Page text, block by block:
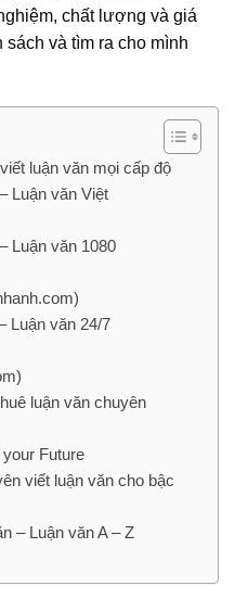
chất lượng và giá
sách và tìm ra cho mình
luận văn mọi cấp độ
Luận văn Việt
Luận văn 1080
Luận văn 24/7
luận văn chuyên
Future
viết luận văn cho bậc
– Luận văn A – Z